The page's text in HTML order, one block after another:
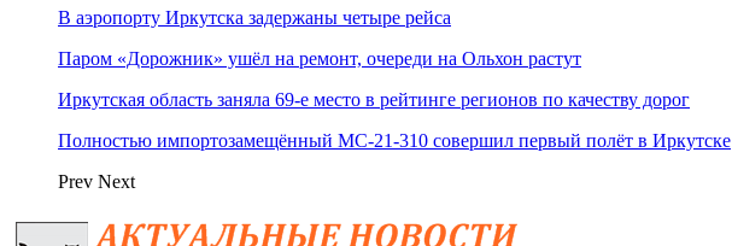
В аэропорту Иркутска задержаны четыре рейса
Паром «Дорожник» ушёл на ремонт, очереди на Ольхон растут
Иркутская область заняла 69‑е место в рейтинге регионов по качеству дорог
Полностью импортозамещённый МС-21‑310 совершил первый полёт в Иркутске
Prev Next